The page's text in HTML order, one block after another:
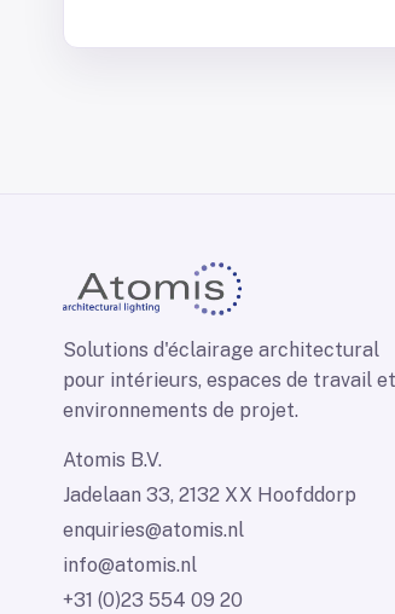
Solutions d'éclairage architectural
pour intérieurs, espaces de travail et
environnements de projet.
Atomis B.V.
Jadelaan 33, 2132 XX Hoofddorp
enquiries@atomis.nl
info@atomis.nl
+31 (0)23 554 09 20